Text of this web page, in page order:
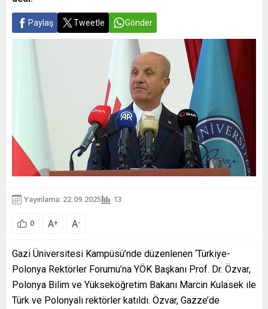
Paylaş Tweetle Gönder
Yayınlama: 22.09.2025 13
0 A+ A-
Gazi Üniversitesi Kampüsü’nde düzenlenen ‘Türkiye-
Polonya Rektörler Forumu’na YÖK Başkanı Prof. Dr. Özvar,
Polonya Bilim ve Yükseköğretim Bakanı Marcin Kulasek ile
Türk ve Polonyalı rektörler katıldı. Özvar, Gazze’de